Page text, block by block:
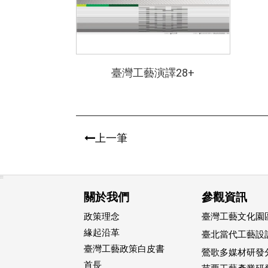
臺灣工藝演譯28+
上一筆
:::
關於我們
政策理念
緣起沿革
臺灣工藝政策白皮書
首長
參觀資訊
臺灣工藝文化園
臺北當代工藝設
鶯歌多媒材研發